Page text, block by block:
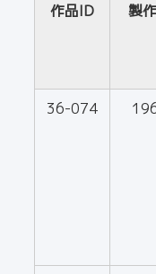
作品ID 製
36-074